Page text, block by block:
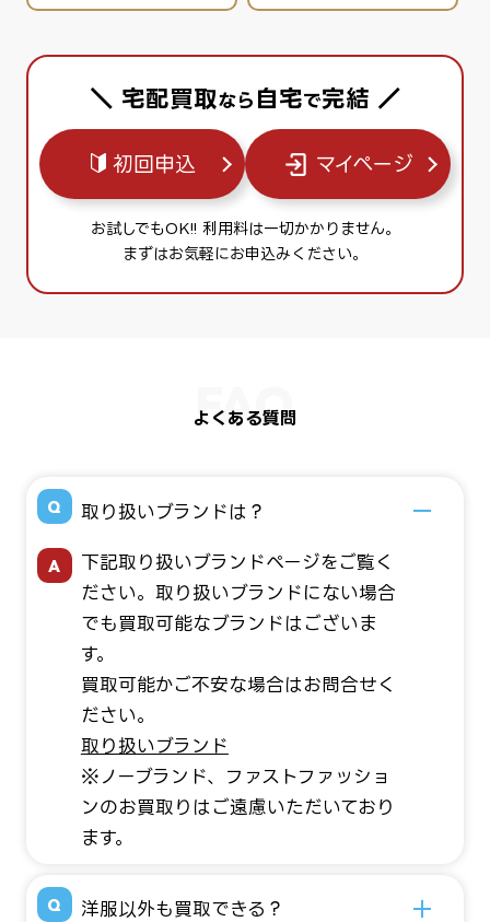
＼ 宅配買取なら 自宅で完結 ／
初回申込 マイページ
お試しでもOK!! 利用料は一切かかりません。
まずはお気軽にお申込みください。
よくある質問
取り扱いブランドは？
下記取り扱いブランドページをご覧く
ださい。取り扱いブランドにない場合
でも買取可能なブランドはございま
す。
買取可能かご不安な場合はお問合せく
ださい。
取り扱いブランド
※ノーブランド、ファストファッショ
ンのお買取りはご遠慮いただいており
ます。
洋服以外も買取できる？